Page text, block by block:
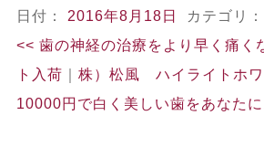
日付： 2016年8月18日 カテゴリ：
<< 歯の神経の治療をより早く痛
ト入荷
株）松風 ハイライトホ
10000円で白く美しい歯をあなたに